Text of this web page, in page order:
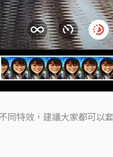
特效，建議大家都可以